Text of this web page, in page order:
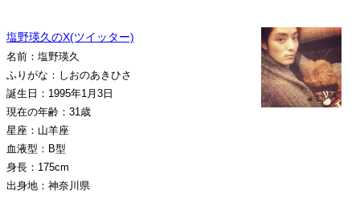
塩野瑛久のX(ツイッター)
名前：塩野瑛久
ふりがな：しおのあきひさ
誕生日：1995年1月3日
現在の年齢：31歳
星座：山羊座
血液型：B型
身長：175cm
出身地：神奈川県